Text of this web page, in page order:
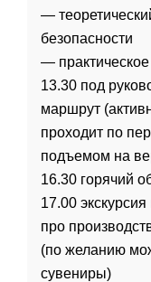
—
безопасности
—
13.30 под
маршрут
проходит по
подъемом на
16.30 горячий
17.00
про
(по желанию
сувениры)